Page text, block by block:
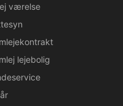
værelse
lejebolig